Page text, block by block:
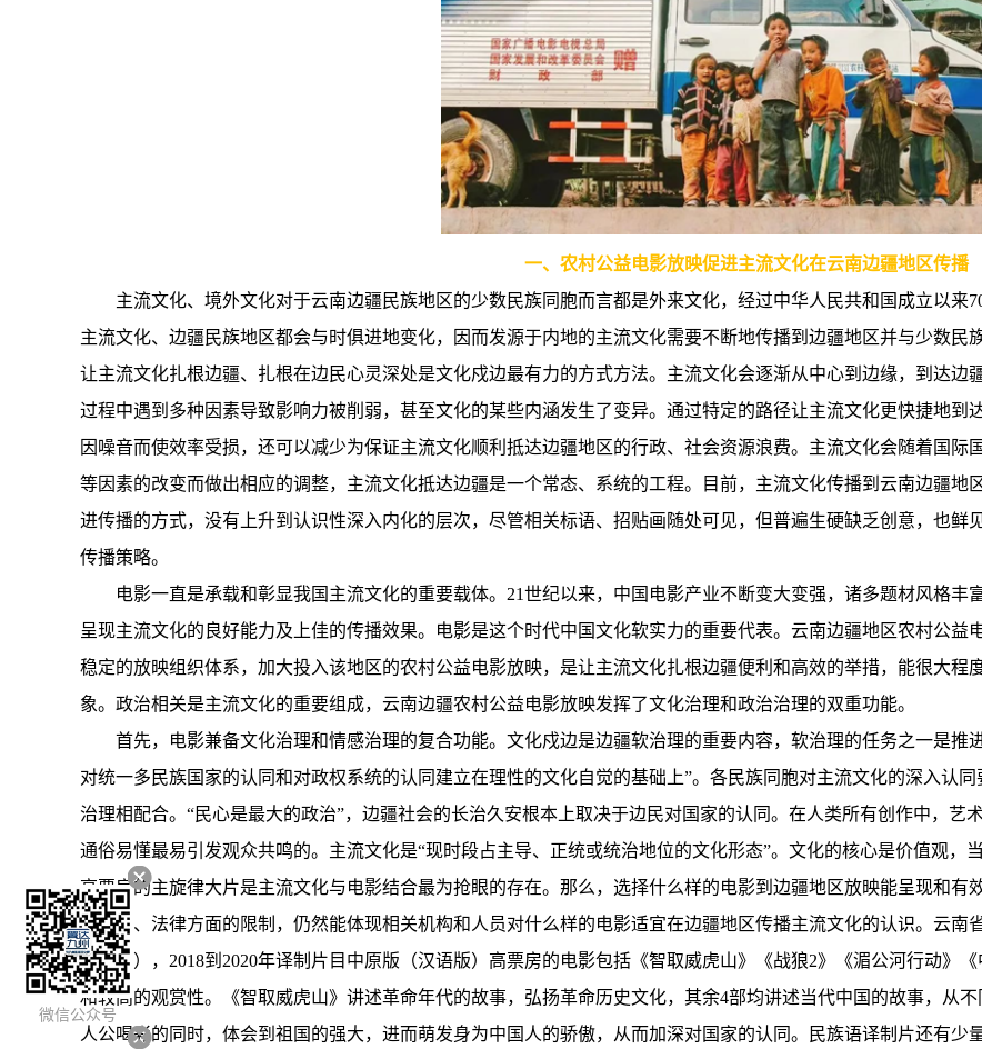
一、农村公益电影放映促进主流文化在云南边疆地区传播
主流文化、境外文化对于云南边疆民族地区的少数民族同胞而言都是外来文化，经过中华人民共和国成立以来
主流文化、边疆民族地区都会与时俱进地变化，因而发源于内地的主流文化需要不断地传播到边疆地区并与少数民
让主流文化扎根边疆、扎根在边民心灵深处是文化戍边最有力的方式方法。主流文化会逐渐从中心到边缘，到达
过程中遇到多种因素导致影响力被削弱，甚至文化的某些内涵发生了变异。通过特定的路径让主流文化更快捷地到
因噪音而使效率受损，还可以减少为保证主流文化顺利抵达边疆地区的行政、社会资源浪费。主流文化会随着国
等因素的改变而做出相应的调整，主流文化抵达边疆是一个常态、系统的工程。目前，主流文化传播到云南边疆地
进传播的方式，没有上升到认识性深入内化的层次，尽管相关标语、招贴画随处可见，但普遍生硬缺乏创意，也鲜
传播策略。
电影一直是承载和彰显我国主流文化的重要载体。21世纪以来，中国电影产业不断变大变强，诸多题材风格
呈现主流文化的良好能力及上佳的传播效果。电影是这个时代中国文化软实力的重要代表。云南边疆地区农村公益
稳定的放映组织体系，加大投入该地区的农村公益电影放映，是让主流文化扎根边疆便利和高效的举措，能很大程
象。政治相关是主流文化的重要组成，云南边疆农村公益电影放映发挥了文化治理和政治治理的双重功能。
首先，电影兼备文化治理和情感治理的复合功能。文化戍边是边疆软治理的重要内容，软治理的任务之一是推
对统一多民族国家的认同和对政权系统的认同建立在理性的文化自觉的基础上”。各民族同胞对主流文化的深入认
治理相配合。“民心是最大的政治”，边疆社会的长治久安根本上取决于边民对国家的认同。在人类所有创作中，艺
通俗易懂最易引发观众共鸣的。主流文化是“现时段占主导、正统或统治地位的文化形态”。文化的核心是价值观，
高票房的主旋律大片是主流文化与电影结合最为抢眼的存在。那么，选择什么样的电影到边疆地区放映能呈现和
等经济、法律方面的限制，仍然能体现相关机构和人员对什么样的电影适宜在边疆地区传播主流文化的认识。云南
级中心），2018到2020年译制片目中原版（汉语版）高票房的电影包括《智取威虎山》《战狼2》《湄公河行动》
和较高的观赏性。《智取威虎山》讲述革命年代的故事，弘扬革命历史文化，其余4部均讲述当代中国的故事，从
人公喝彩的同时，体会到祖国的强大，进而萌发身为中国人的骄傲，从而加深对国家的认同。民族语译制片还有
微信公众号